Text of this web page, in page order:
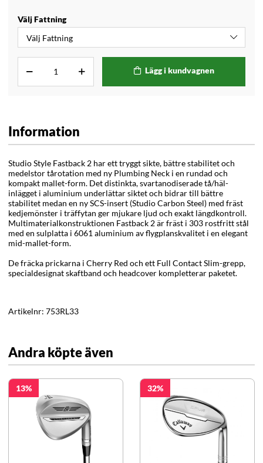
Välj Fattning
Lägg i kundvagnen
Information
Studio Style Fastback 2 har ett tryggt sikte, bättre stabilitet och
medelstor tårotation med ny Plumbing Neck i en rundad och
kompakt mallet-form. Det distinkta, svartanodiserade tå/häl-
inlägget i aluminium underlättar siktet och bidrar till bättre
stabilitet medan en ny SCS-insert (Studio Carbon Steel) med fräst
kedjemönster i träffytan ger mjukare ljud och exakt längdkontroll.
Multimaterialkonstruktionen Fastback 2 är fräst i 303 rostfritt stål
med en sulplatta i 6061 aluminium av flygplanskvalitet i en elegant
mid-mallet-form.
De fräcka prickarna i Cherry Red och ett Full Contact Slim-grepp,
specialdesignat skaftband och headcover kompletterar paketet.
Artikelnr: 753RL33
Andra köpte även
13 32